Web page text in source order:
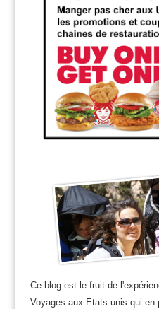
Ce blog est le fruit de
Voyages aux Etats-unis qui en